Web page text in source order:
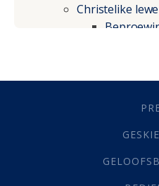
Christelike lewe
(21)
Grys Areas